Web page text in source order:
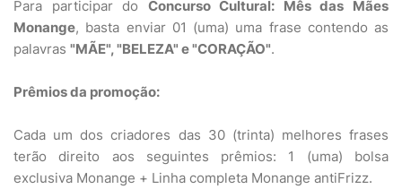
Para participar do Concurso Cultural: Mês das Mães
Monange, basta enviar 01 (uma) uma frase contendo as
palavras "MÃE", "BELEZA" e "CORAÇÃO".
Prêmios da promoção:
Cada um dos criadores das 30 (trinta) melhores frases
terão direito aos seguintes prêmios: 1 (uma) bolsa
exclusiva Monange + Linha completa Monange antiFrizz.